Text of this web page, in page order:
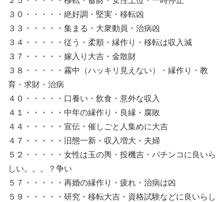
３０・・・・・絶好調・堅実・移転凶
３３・・・・・集まる・大衆動員・治病凶
３４・・・・・従う・柔順・縁作り・移転は収入減
３７・・・・・嫁入り大吉・金散財
３８・・・・・霧中（ハッキリ見えない）・縁作り・教
育・求財・治病
４０・・・・・口養い・飲食・意外な収入
４１・・・・・中年の縁作り・良縁・腐敗
４４・・・・・宣伝・催しごと人集めに大吉
４７・・・・・旧態一新・収入増大・夫婦
５２・・・・・女性は玉の輿・投機吉・パチンコに良いら
しい。。。？争い
５７・・・・・再婚の縁作り・疲れ・治病は凶
５９・・・・・研究・移転大吉・資格試験などに良いらし